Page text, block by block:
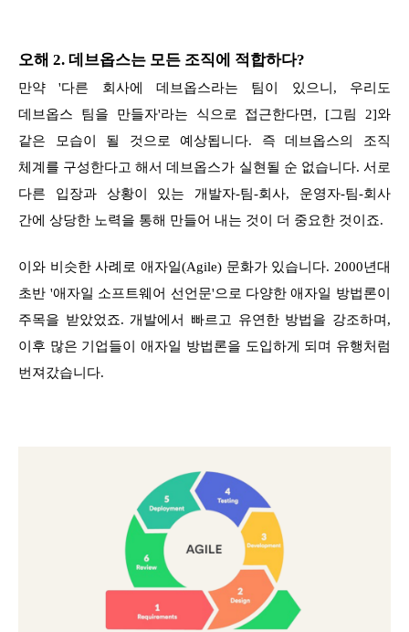
오해 2. 데브옵스는 모든 조직에 적합하다?
만약 '다른 회사에 데브옵스라는 팀이 있으니, 우리도
데브옵스 팀을 만들자'라는 식으로 접근한다면, [그림 2]와
같은 모습이 될 것으로 예상됩니다. 즉 데브옵스의 조직
체계를 구성한다고 해서 데브옵스가 실현될 순 없습니다. 서로
다른 입장과 상황이 있는 개발자-팀-회사, 운영자-팀-회사
간에 상당한 노력을 통해 만들어 내는 것이 더 중요한 것이죠.
이와 비슷한 사례로 애자일(Agile) 문화가 있습니다. 2000년대
초반 '애자일 소프트웨어 선언문'으로 다양한 애자일 방법론이
주목을 받았었죠. 개발에서 빠르고 유연한 방법을 강조하며,
이후 많은 기업들이 애자일 방법론을 도입하게 되며 유행처럼
번져갔습니다.